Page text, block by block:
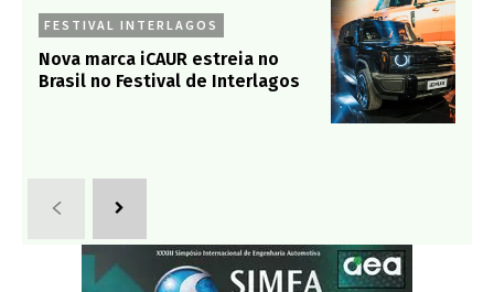
FESTIVAL INTERLAGOS
Nova marca iCAUR estreia no
Brasil no Festival de Interlagos